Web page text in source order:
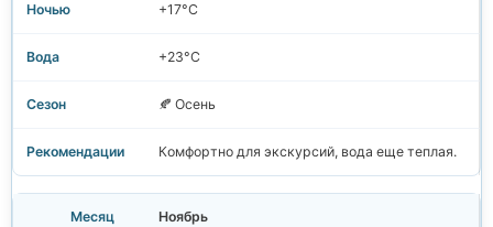
+17°C
+23°C
🍂 Осень
Комфортно для экскурсий, вода еще теплая.
Ноябрь